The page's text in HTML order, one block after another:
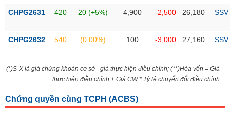
CHPG2631 420 20 (+5%) 4,900 -2,500 26,180 SSV
CHPG2632 540 (0.00%) 100 -3,000 27,160 SSV
(*)S-X là giá chứng khoán cơ sở - giá thực hiện điều chỉnh; (**)Hòa vốn = Giá
thực hiện điều chỉnh + Giá CW * Tỷ lệ chuyển đổi điều chỉnh
Chứng quyền cùng TCPH (ACBS)
DỊCH
THÔNG